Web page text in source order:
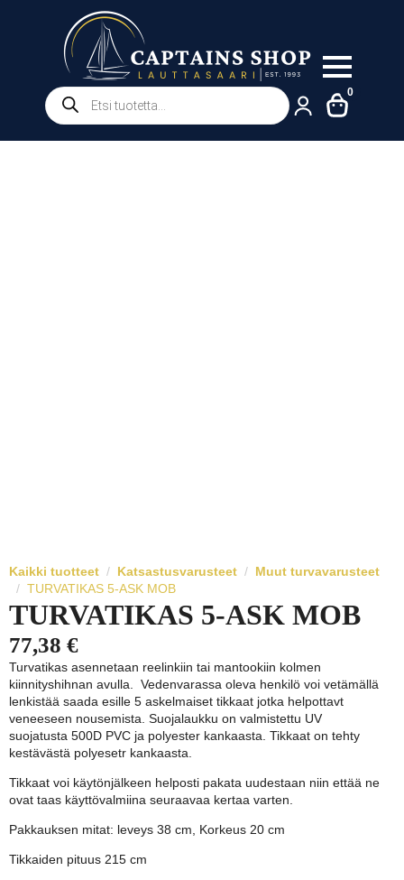
Products
search
0
Kaikki tuotteet Katsastusvarusteet
Muut turvavarusteet
TURVATIKAS 5-ASK MOB
TURVATIKAS 5-ASK MOB
77,38 €
Turvatikas asennetaan reelinkiin tai mantookiin kolmen
kiinnityshihnan avulla. Vedenvarassa oleva henkilö voi vetämällä
lenkistää saada esille 5 askelmaiset tikkaat jotka helpottavt
veneeseen nousemista. Suojalaukku on valmistettu UV
suojatusta 500D PVC ja polyester kankaasta. Tikkaat on tehty
kestävästä polyesetr kankaasta.
Tikkaat voi käytönjälkeen helposti pakata uudestaan niin ettää ne
ovat taas käyttövalmiina seuraavaa kertaa varten.
Pakkauksen mitat: leveys 38 cm, Korkeus 20 cm
Tikkaiden pituus 215 cm